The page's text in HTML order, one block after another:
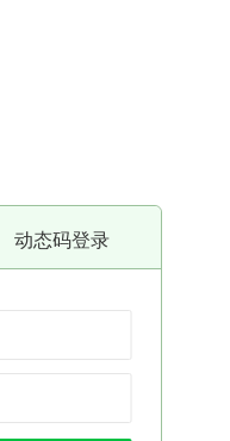
动态码登录